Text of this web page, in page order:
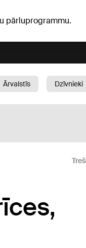
pārluprogrammu.
Ārvalstīs Dzīvnieki